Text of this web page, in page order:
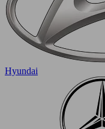
Hyundai